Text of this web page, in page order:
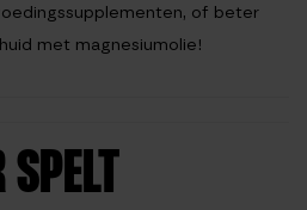
of beter
met magnesiumolie!
SPELT